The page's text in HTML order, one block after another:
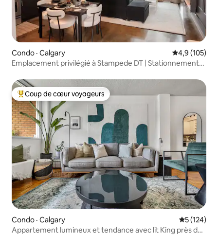
Condo · Calgary Note
4,9 (105)
Emplacement privilégié à Stampede DT | Stationnement
Coup de cœur voyageurs parmi les plus aimés
Coup de cœur voyageurs
Condo · Calgary Note
5 (124)
Appartement lumineux et tendance avec lit King près du